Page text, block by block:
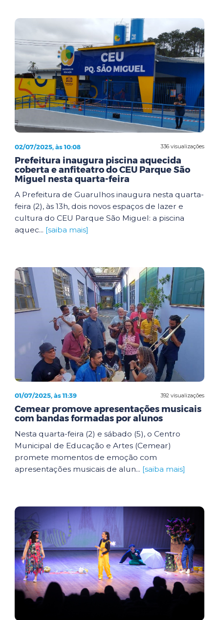
336 visualizações
02/07/2025, às 10:08
Prefeitura inaugura piscina aquecida
coberta e anfiteatro do CEU Parque São
Miguel nesta quarta-feira
A Prefeitura de Guarulhos inaugura nesta quarta-
feira (2), às 13h, dois novos espaços de lazer e
cultura do CEU Parque São Miguel: a piscina
aquec... [saiba mais]
392 visualizações
01/07/2025, às 11:39
Cemear promove apresentações musicais
com bandas formadas por alunos
Nesta quarta-feira (2) e sábado (5), o Centro
Municipal de Educação e Artes (Cemear)
promete momentos de emoção com
apresentações musicais de alun... [saiba mais]